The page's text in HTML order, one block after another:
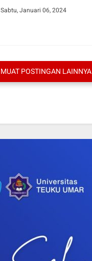
Sabtu, Januari 06, 2024
MUAT POSTINGAN LAINNYA